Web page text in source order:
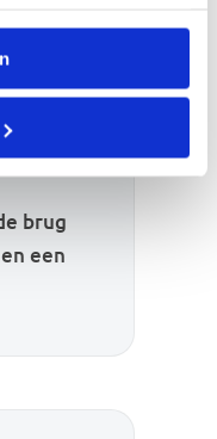
te
in
brug
een